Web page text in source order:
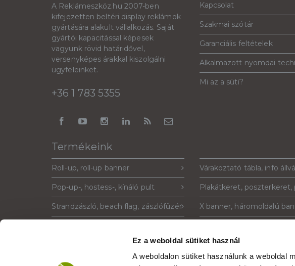
Ez a weboldal sütiket használ
A weboldalon sütiket használunk a weboldal
A Reklámeszköz.hu 2007-ben
kifejezetten beltéri display reklámok
gyártására alakult vállalkozás. Saját
gyártói kapacitással képesek
vagyunk rövid határidővel,
versenyképes árakkal kiszolgálni
ügyfeleinket.
+36 1 783 5355
Kapcsolat
Szakmai szótár
Garanciális feltételek
Alkalmazott nyomdai
Mi az a süti?
Termékeink
Roll-up, roll-up banner
Pop-up-, hostess-, kínáló pult
Strandzászló, beach flag, zászlófüzér
Megállító tábla, standee, windtalker
PIXLIP világító stand
Várakoztató tábla, info
Plakátkeret, poszterkeret,
X banner, háromoldalú
Világító tábla, totemoszlop
Google Ads hirdetés